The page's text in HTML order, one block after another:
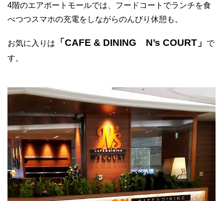
4階のエアポートモールでは、フードコートでランチを食
べつつスマホの充電をしながらのんびり休憩も。
お気に入りは 「CAFE & DINING N’s COURT」
で
す。